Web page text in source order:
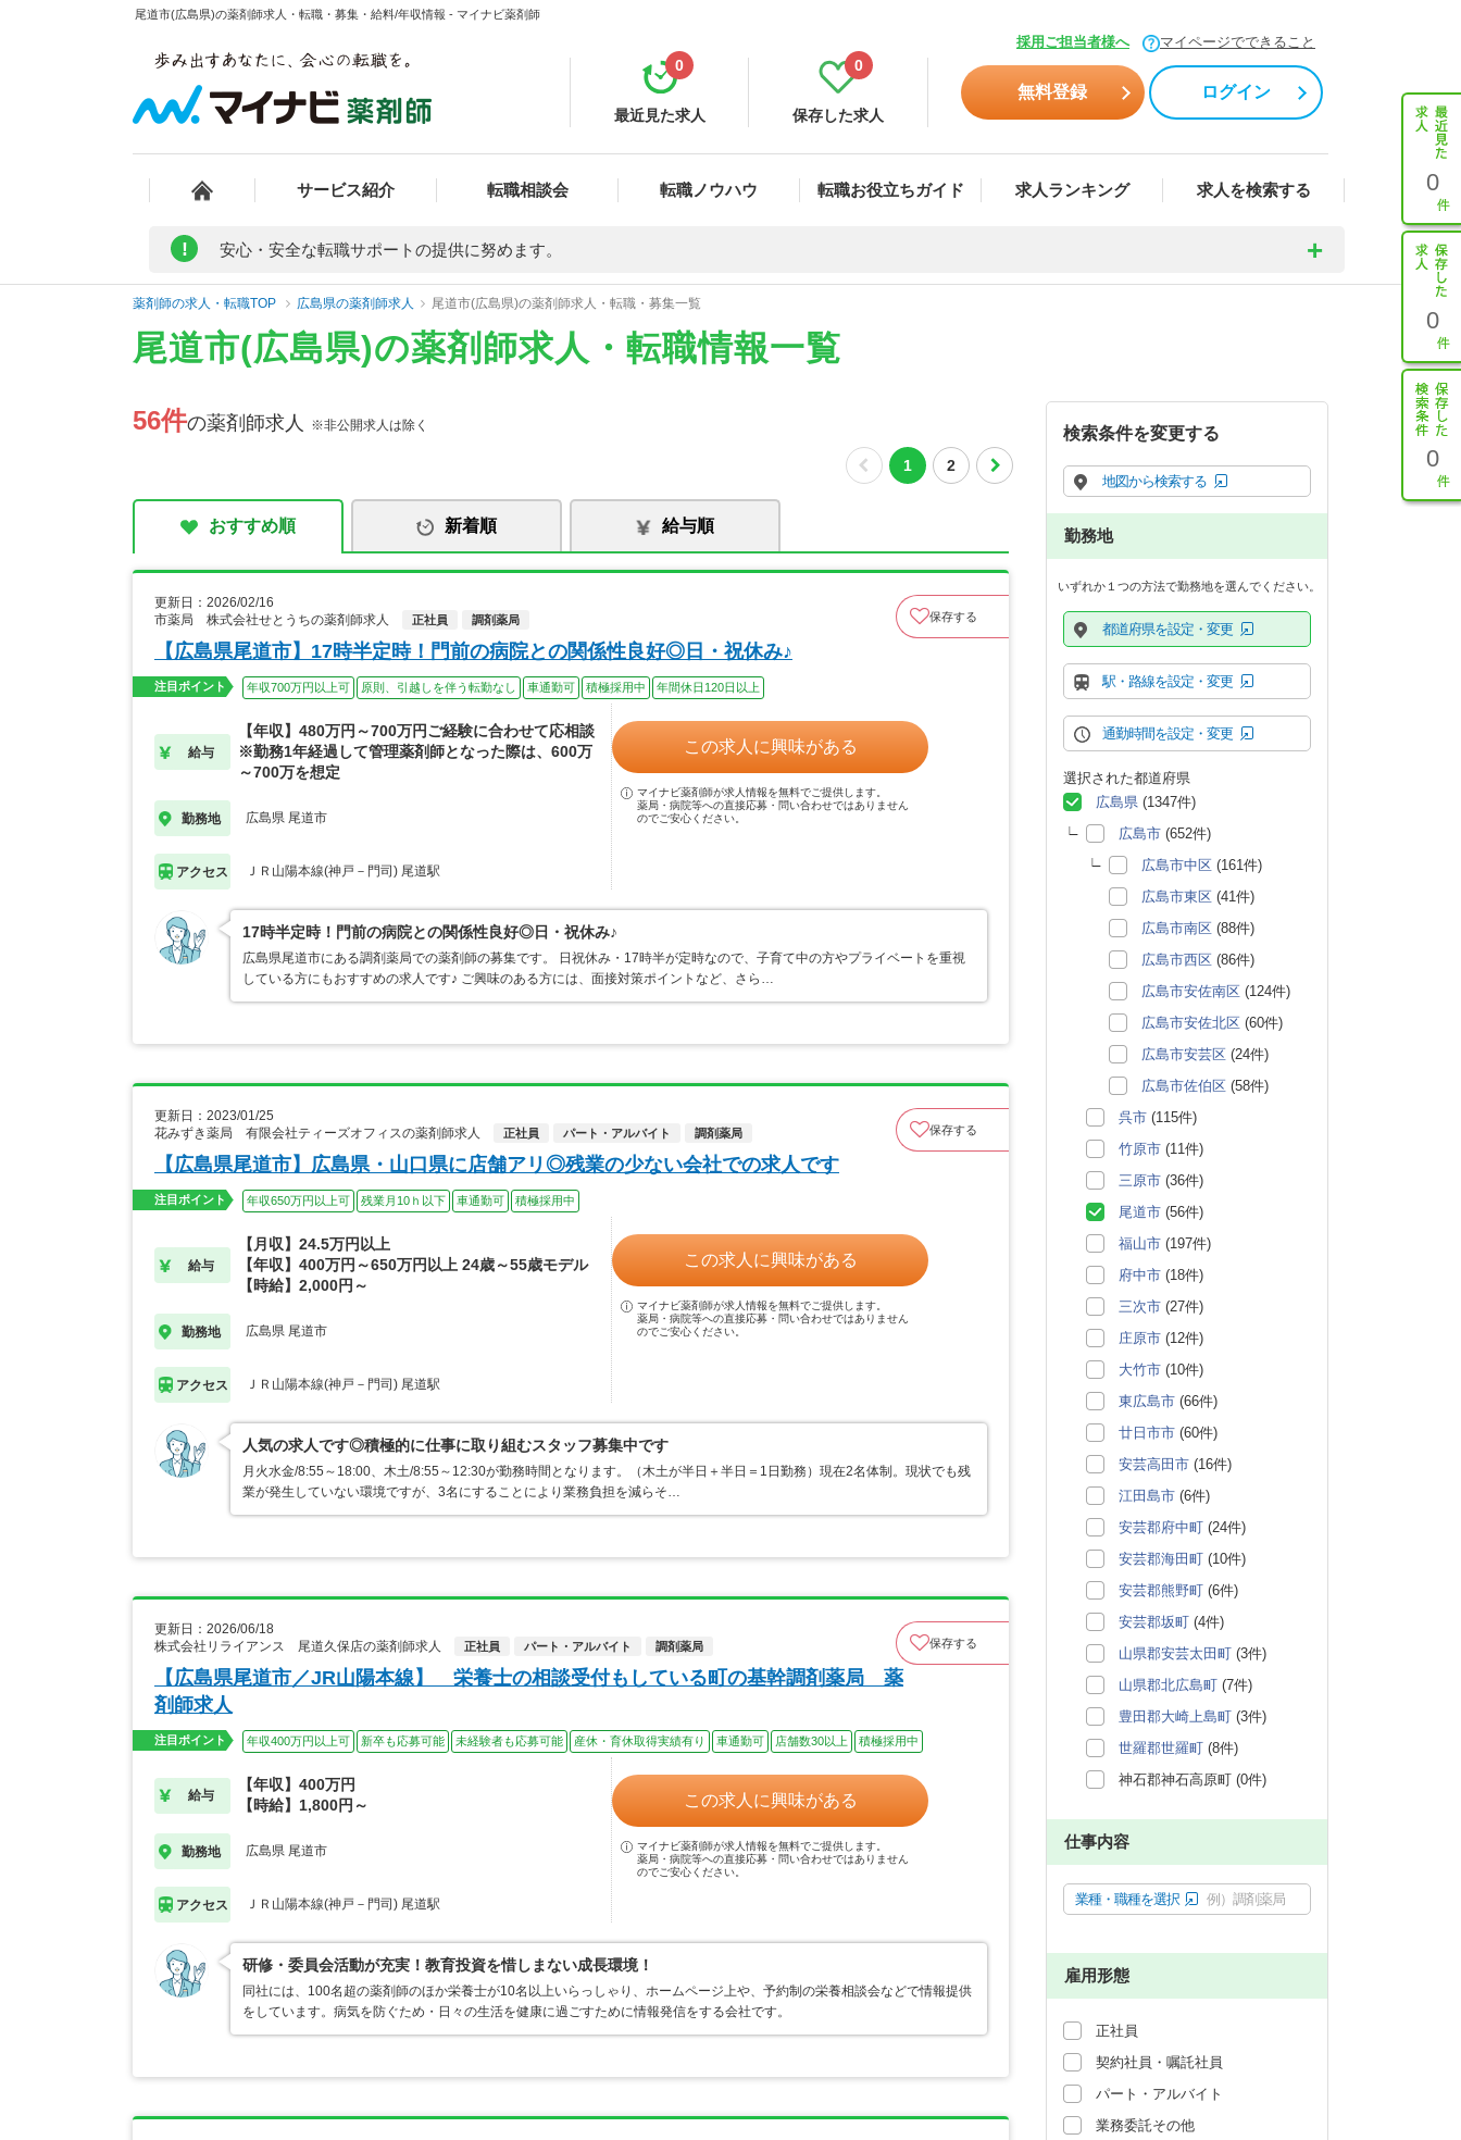
尾道市(広島県)の薬剤師求人・転職・募集・給料/年収情報 - マイナビ薬剤師
採用ご担当者様へ マイページでできること
最近見た求人
0
保存した求人
0
無料登録 ログイン
サービス紹介 転職相談会 転職ノウハウ 転職お役立ちガイド 求人ランキング 求人を検索する 0
0
0
! 安心・安全な転職サポートの提供に努めます。
薬剤師の求人・転職TOP 広島県の薬剤師求人 尾道市(広島県)の薬剤師求人・転職・募集一覧
尾道市(広島県)の薬剤師求人・転職情報一覧
56件の薬剤師求人 ※非公開求人は除く
1 2
おすすめ順 新着順 給与順
更新日：2026/02/16
市薬局 株式会社せとうちの薬剤師求人
正社員 調剤薬局 保存する
【広島県尾道市】17時半定時！門前の病院との関係性良好◎日・祝休み♪
注目ポイント 年収700万円以上可 原則、引越しを伴う転勤なし 車通勤可 積極採用中 年間休日120日以上
給与
【年収】480万円～700万円ご経験に合わせて応相談
※勤務1年経過して管理薬剤師となった際は、600万
～700万を想定
勤務地 広島県 尾道市
アクセス ＪＲ山陽本線(神戸－門司) 尾道駅
この求人に興味がある
マイナビ薬剤師が求人情報を無料でご提供します。
薬局・病院等への直接応募・問い合わせではありません
のでご安心ください。
17時半定時！門前の病院との関係性良好◎日・祝休み♪
広島県尾道市にある調剤薬局での薬剤師の募集です。 日祝休み・17時半が定時なので、子育て中の方やプライベートを重視
している方にもおすすめの求人です♪ ご興味のある方には、面接対策ポイントなど、さら…
更新日：2023/01/25
花みずき薬局 有限会社ティーズオフィスの薬剤師求人
正社員 パート・アルバイト 調剤薬局 保存する
【広島県尾道市】広島県・山口県に店舗アリ◎残業の少ない会社での求人です
注目ポイント 年収650万円以上可 残業月10ｈ以下 車通勤可 積極採用中
給与
【月収】24.5万円以上
【年収】400万円～650万円以上 24歳～55歳モデル
【時給】2,000円～
勤務地 広島県 尾道市
アクセス ＪＲ山陽本線(神戸－門司) 尾道駅
この求人に興味がある
マイナビ薬剤師が求人情報を無料でご提供します。
薬局・病院等への直接応募・問い合わせではありません
のでご安心ください。
人気の求人です◎積極的に仕事に取り組むスタッフ募集中です
月火水金/8:55～18:00、木土/8:55～12:30が勤務時間となります。（木土が半日＋半日＝1日勤務）現在2名体制。現状でも残
業が発生していない環境ですが、3名にすることにより業務負担を減らそ…
更新日：2026/06/18
株式会社リライアンス 尾道久保店の薬剤師求人
正社員 パート・アルバイト 調剤薬局 保存する
【広島県尾道市／JR山陽本線】 栄養士の相談受付もしている町の基幹調剤薬局 薬
剤師求人
注目ポイント 年収400万円以上可 新卒も応募可能 未経験者も応募可能 産休・育休取得実績有り 車通勤可 店舗数30以上 積極採用中
給与
【年収】400万円
【時給】1,800円～
勤務地 広島県 尾道市
アクセス ＪＲ山陽本線(神戸－門司) 尾道駅
この求人に興味がある
マイナビ薬剤師が求人情報を無料でご提供します。
薬局・病院等への直接応募・問い合わせではありません
のでご安心ください。
研修・委員会活動が充実！教育投資を惜しまない成長環境！
同社には、100名超の薬剤師のほか栄養士が10名以上いらっしゃり、ホームページ上や、予約制の栄養相談会などで情報提供
をしています。病気を防ぐため・日々の生活を健康に過ごすために情報発信をする会社です。
検索条件を変更する
地図から検索する
勤務地
いずれか１つの方法で勤務地を選んでください。
都道府県を設定・変更
駅・路線を設定・変更
通勤時間を設定・変更
選択された都道府県
広島県 (1347件)
広島市 (652件)
広島市中区 (161件)
広島市東区 (41件)
広島市南区 (88件)
広島市西区 (86件)
広島市安佐南区 (124件)
広島市安佐北区 (60件)
広島市安芸区 (24件)
広島市佐伯区 (58件)
呉市 (115件)
竹原市 (11件)
三原市 (36件)
尾道市 (56件)
福山市 (197件)
府中市 (18件)
三次市 (27件)
庄原市 (12件)
大竹市 (10件)
東広島市 (66件)
廿日市市 (60件)
安芸高田市 (16件)
江田島市 (6件)
安芸郡府中町 (24件)
安芸郡海田町 (10件)
安芸郡熊野町 (6件)
安芸郡坂町 (4件)
山県郡安芸太田町 (3件)
山県郡北広島町 (7件)
豊田郡大崎上島町 (3件)
世羅郡世羅町 (8件)
神石郡神石高原町 (0件)
仕事内容
業種・職種を選択 例）調剤薬局
雇用形態
正社員
契約社員・嘱託社員
パート・アルバイト
業務委託その他